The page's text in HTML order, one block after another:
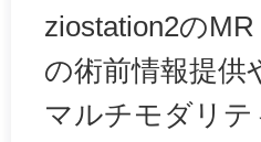
ziostation2の
の術前情報提供
マルチモダリ